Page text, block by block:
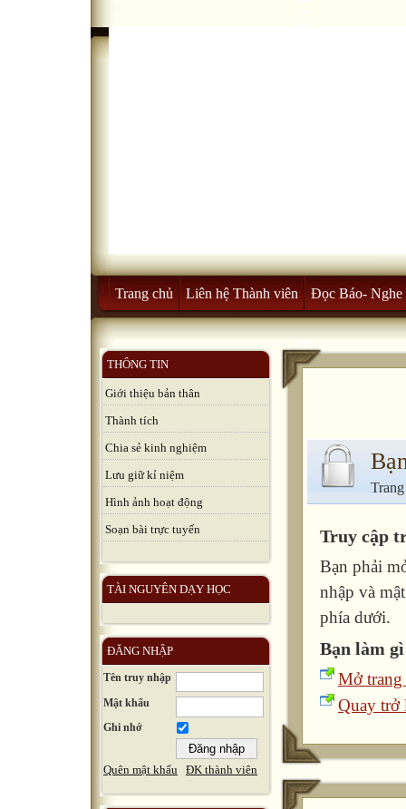
Trang chủ Liên hệ Thành viên Đọc Báo- Nghe
THÔNG TIN
Giới thiệu bản thân
Thành tích
Chia sẻ kinh nghiệm
Lưu giữ kỉ niệm
Hình ảnh hoạt động
Soạn bài trực tuyến
TÀI NGUYÊN DẠY HỌC
ĐĂNG NHẬP
Tên truy nhập
Mật khẩu
Ghi nhớ
Quên mật khẩu ĐK thành viên
Truy cập
Bạn phải
nhập và
phía dưới.
Bạn làm
Mở trang
Quay trở